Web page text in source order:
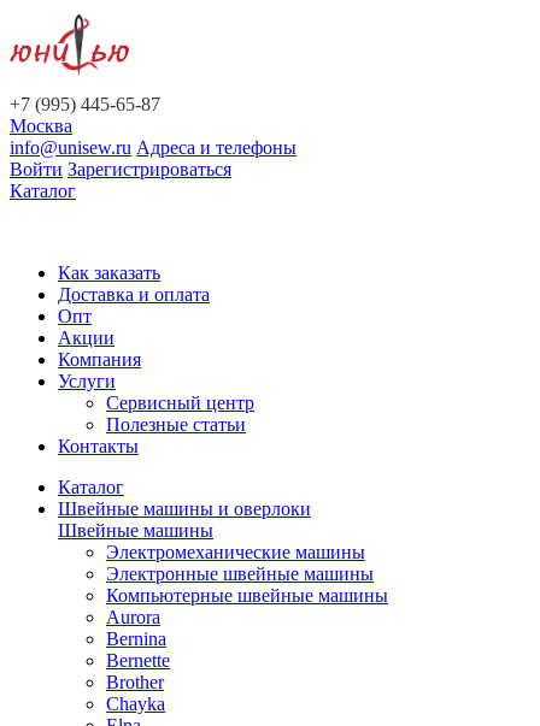
+7 (995) 445-65-87
Москва
info@unisew.ru Адреса и телефоны
Войти Зарегистрироваться
Каталог
Как заказать
Доставка и оплата
Опт
Акции
Компания
Услуги
Сервисный центр
Полезные статьи
Контакты
Каталог
Швейные машины и оверлоки
Швейные машины
Электромеханические машины
Электронные швейные машины
Компьютерные швейные машины
Aurora
Bernina
Bernette
Brother
Chayka